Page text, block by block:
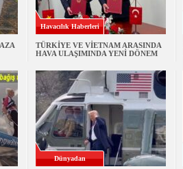
Havacılık Haberleri
TÜRKİYE VE VİETNAM ARASINDA
HAVA ULAŞIMINDA YENİ DÖNEM
Dünyadan